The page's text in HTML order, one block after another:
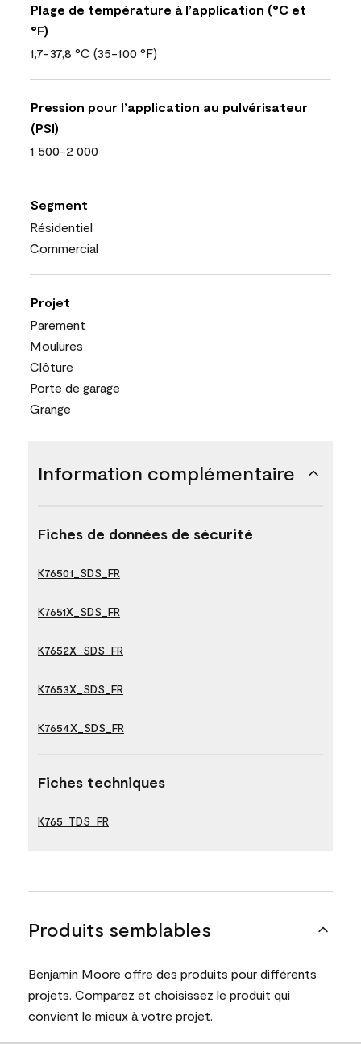
Plage de température à l’application (°C et
°F)
1,7-37,8 °C (35-100 °F)
Pression pour l’application au pulvérisateur
(PSI)
1 500-2 000
Segment
Résidentiel
Commercial
Projet
Parement
Moulures
Clôture
Porte de garage
Grange
Information complémentaire
Fiches de données de sécurité
K76501_SDS_FR
K7651X_SDS_FR
K7652X_SDS_FR
K7653X_SDS_FR
K7654X_SDS_FR
Fiches techniques
K765_TDS_FR
Produits semblables
Benjamin Moore offre des produits pour différents
projets. Comparez et choisissez le produit qui
convient le mieux à votre projet.